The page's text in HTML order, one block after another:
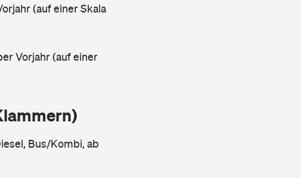
(auf einer Skala
Vorjahr (auf einer
Bus/Kombi, ab